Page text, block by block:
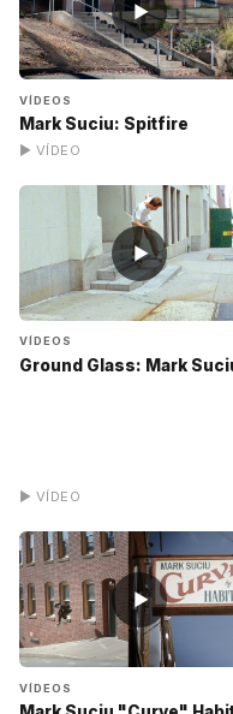
▶
VÍDEOS
Mark Suciu: Spitfire
▶ VÍDEO
▶
VÍDEOS
Ground Glass: Mark
▶ VÍDEO
▶
VÍDEOS